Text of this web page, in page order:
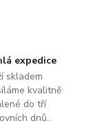
expedice
skladem
kvalitně
do tří
dnů..